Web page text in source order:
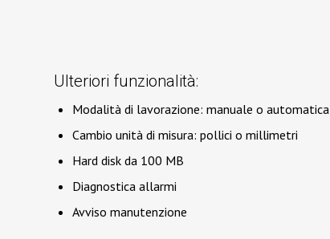
Ulteriori funzionalità:
Modalità di lavorazione: manuale o automatica
Cambio unità di misura: pollici o millimetri
Hard disk da 100 MB
Diagnostica allarmi
Avviso manutenzione